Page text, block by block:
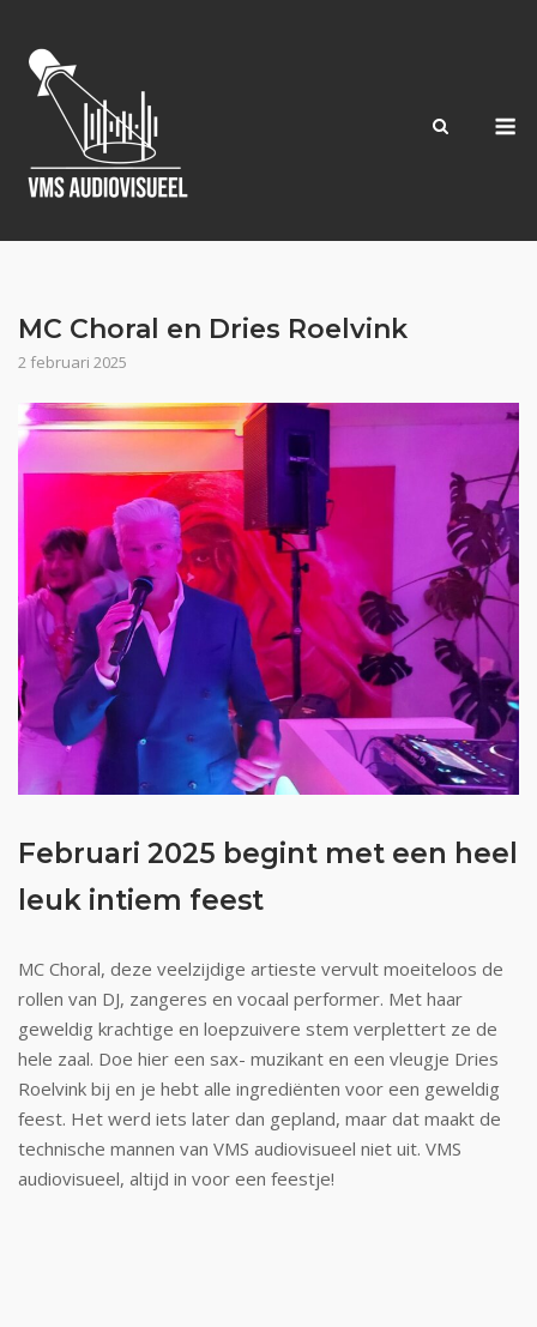
inhoud
MC Choral en Dries Roelvink
2 februari 2025
Februari 2025 begint met een heel
leuk intiem feest
MC Choral, deze veelzijdige artieste vervult moeiteloos de
rollen van DJ, zangeres en vocaal performer. Met haar
geweldig krachtige en loepzuivere stem verplettert ze de
hele zaal. Doe hier een sax- muzikant en een vleugje Dries
Roelvink bij en je hebt alle ingrediënten voor een geweldig
feest. Het werd iets later dan gepland, maar dat maakt de
technische mannen van VMS audiovisueel niet uit. VMS
audiovisueel, altijd in voor een feestje!